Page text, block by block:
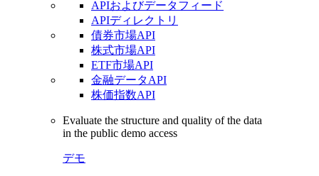
APIおよびデータフィード
APIディレクトリ
債券市場API
株式市場API
ETF市場API
金融データAPI
株価指数API
Evaluate the structure and quality of the data
in the public demo access
デモ